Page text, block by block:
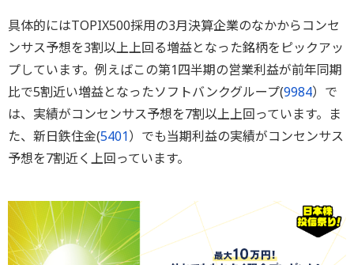
具体的にはTOPIX500採用の3月決算企業のなかからコンセ
ンサス予想を3割以上上回る増益となった銘柄をピックアッ
プしています。例えばこの第1四半期の営業利益が前年同期
比で5割近い増益となったソフトバンクグループ(9984）で
は、実績がコンセンサス予想を7割以上上回っています。ま
た、新日鉄住金(5401）でも当期利益の実績がコンセンサス
予想を7割近く上回っています。